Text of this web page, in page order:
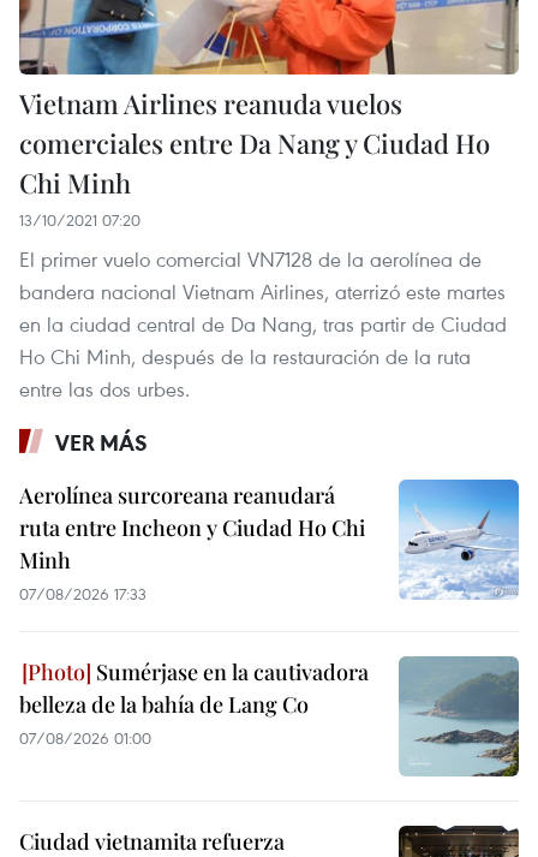
Vietnam Airlines reanuda vuelos
comerciales entre Da Nang y Ciudad Ho
Chi Minh
13/10/2021 07:20
El primer vuelo comercial VN7128 de la aerolínea de
bandera nacional Vietnam Airlines, aterrizó este martes
en la ciudad central de Da Nang, tras partir de Ciudad
Ho Chi Minh, después de la restauración de la ruta
entre las dos urbes.
VER MÁS
Aerolínea surcoreana reanudará
ruta entre Incheon y Ciudad Ho Chi
Minh
07/08/2026 17:33
Sumérjase en la cautivadora
belleza de la bahía de Lang Co
07/08/2026 01:00
Ciudad vietnamita refuerza